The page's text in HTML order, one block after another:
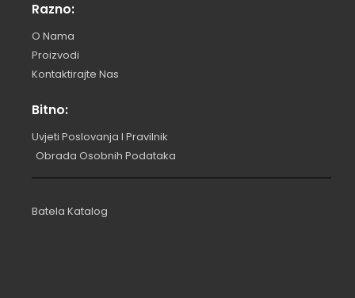
Razno:
O Nama
Proizvodi
Kontaktirajte Nas
Bitno:
Uvjeti Poslovanja I Pravilnik
Obrada Osobnih Podataka
Batela Katalog